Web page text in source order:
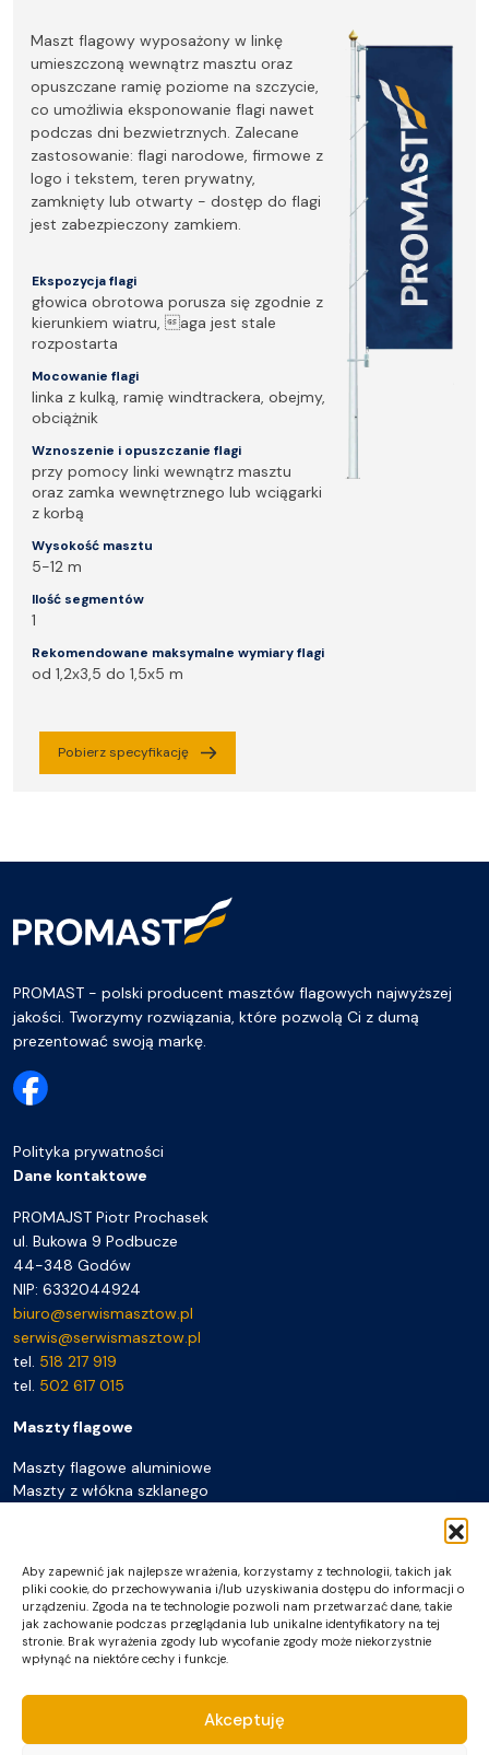
Aby zapewnić jak najlepsze wrażenia, korzystamy z technologii, takich jak
pliki cookie, do przechowywania i/lub uzyskiwania dostępu do informacji o
urządzeniu. Zgoda na te technologie pozwoli nam przetwarzać dane, takie
jak zachowanie podczas przeglądania lub unikalne identyfikatory na tej
stronie. Brak wyrażenia zgody lub wycofanie zgody może niekorzystnie
wpłynąć na niektóre cechy i funkcje.
Akceptuję
Maszt flagowy wyposażony w linkę
umieszczoną wewnątrz masztu oraz
opuszczane ramię poziome na szczycie,
co umożliwia eksponowanie flagi nawet
podczas dni bezwietrznych. Zalecane
zastosowanie: flagi narodowe, firmowe z
logo i tekstem, teren prywatny,
zamknięty lub otwarty - dostęp do flagi
jest zabezpieczony zamkiem.
Ekspozycja flagi
głowica obrotowa porusza się zgodnie z
kierunkiem wiatru, aga jest stale
rozpostarta
Mocowanie flagi
linka z kulką, ramię windtrackera, obejmy,
obciążnik
Wznoszenie i opuszczanie flagi
przy pomocy linki wewnątrz masztu
oraz zamka wewnętrznego lub wciągarki
z korbą
Wysokość masztu
5-12 m
Ilość segmentów
1
Rekomendowane maksymalne wymiary flagi
od 1,2x3,5 do 1,5x5 m
Pobierz specyfikację
PROMAST - polski producent masztów flagowych najwyższej
jakości. Tworzymy rozwiązania, które pozwolą Ci z dumą
prezentować swoją markę.
Polityka prywatności
Dane kontaktowe
PROMAJST Piotr Prochasek
ul. Bukowa 9 Podbucze
44-348 Godów
NIP: 6332044924
biuro@serwismasztow.pl
serwis@serwismasztow.pl
tel. 518 217 919
tel. 502 617 015
Maszty flagowe
Maszty flagowe aluminiowe
Maszty z włókna szklanego
Akcesoria do masztów
Pozostałe
Galeria realizacji
Producent masztów flagowych
Montaż, serwis, naprawa
FAQ